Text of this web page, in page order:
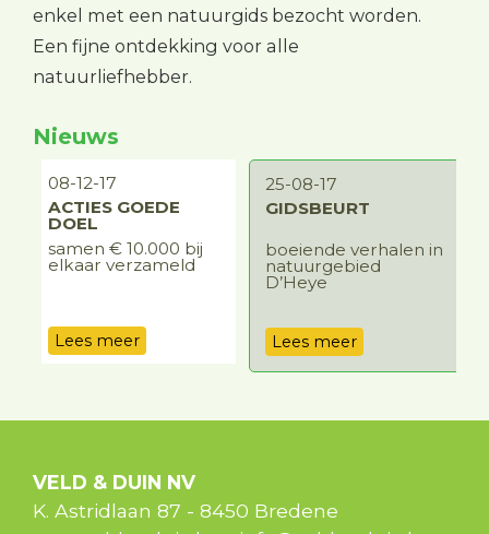
enkel met een natuurgids bezocht worden.
Een fijne ontdekking voor alle
natuurliefhebber.
Nieuws
08-12-17
ACTIES GOEDE
DOEL
samen € 10.000 bij
elkaar verzameld
Lees meer
25-08-17
GIDSBEURT
boeiende verhalen in
natuurgebied
D’Heye
Lees meer
VELD & DUIN NV
K. Astridlaan 87 - 8450 Bredene